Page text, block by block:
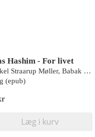
Hashim - For livet
Mikkel Straarup Møller, Babak Vakili
(epub)
Læg i kurv